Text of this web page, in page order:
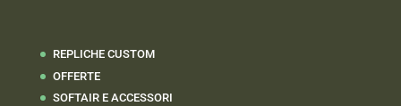
REPLICHE CUSTOM
OFFERTE
SOFTAIR E ACCESSORI